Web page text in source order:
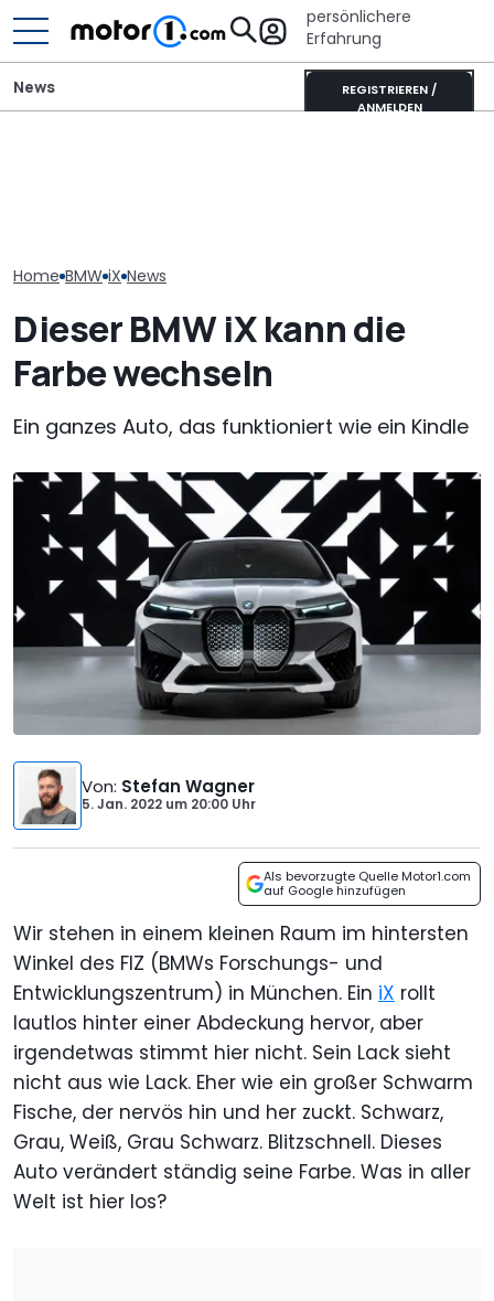
persönlichere
Erfahrung
REGISTRIEREN /
ANMELDEN
News
Home BMW iX News
Dieser BMW iX kann die
Farbe wechseln
Ein ganzes Auto, das funktioniert wie ein Kindle
Von: Stefan Wagner
5. Jan. 2022 um 20:00 Uhr
Als bevorzugte Quelle Motor1.com
auf Google hinzufügen
Wir stehen in einem kleinen Raum im hintersten
Winkel des FIZ (BMWs Forschungs- und
Entwicklungszentrum) in München. Ein iX rollt
lautlos hinter einer Abdeckung hervor, aber
irgendetwas stimmt hier nicht. Sein Lack sieht
nicht aus wie Lack. Eher wie ein großer Schwarm
Fische, der nervös hin und her zuckt. Schwarz,
Grau, Weiß, Grau Schwarz. Blitzschnell. Dieses
Auto verändert ständig seine Farbe. Was in aller
Welt ist hier los?